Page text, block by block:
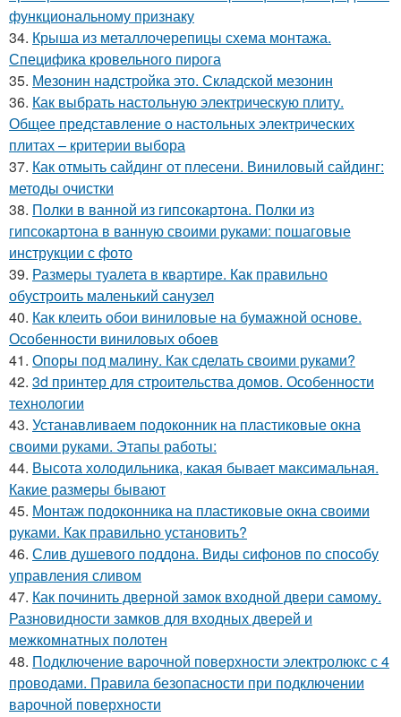
функциональному признаку
34. Крыша из металлочерепицы схема монтажа.
Специфика кровельного пирога
35. Мезонин надстройка это. Складской мезонин
36. Как выбрать настольную электрическую плиту.
Общее представление о настольных электрических
плитах – критерии выбора
37. Как отмыть сайдинг от плесени. Виниловый сайдинг:
методы очистки
38. Полки в ванной из гипсокартона. Полки из
гипсокартона в ванную своими руками: пошаговые
инструкции с фото
39. Размеры туалета в квартире. Как правильно
обустроить маленький санузел
40. Как клеить обои виниловые на бумажной основе.
Особенности виниловых обоев
41. Опоры под малину. Как сделать своими руками?
42. 3d принтер для строительства домов. Особенности
технологии
43. Устанавливаем подоконник на пластиковые окна
своими руками. Этапы работы:
44. Высота холодильника, какая бывает максимальная.
Какие размеры бывают
45. Монтаж подоконника на пластиковые окна своими
руками. Как правильно установить?
46. Слив душевого поддона. Виды сифонов по способу
управления сливом
47. Как починить дверной замок входной двери самому.
Разновидности замков для входных дверей и
межкомнатных полотен
48. Подключение варочной поверхности электролюкс с 4
проводами. Правила безопасности при подключении
варочной поверхности